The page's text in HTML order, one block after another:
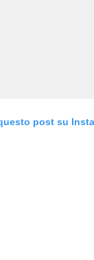
post su